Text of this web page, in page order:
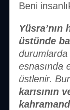
Beni
üstünde
durumlarda
esnasında
üstlenir.
karısının